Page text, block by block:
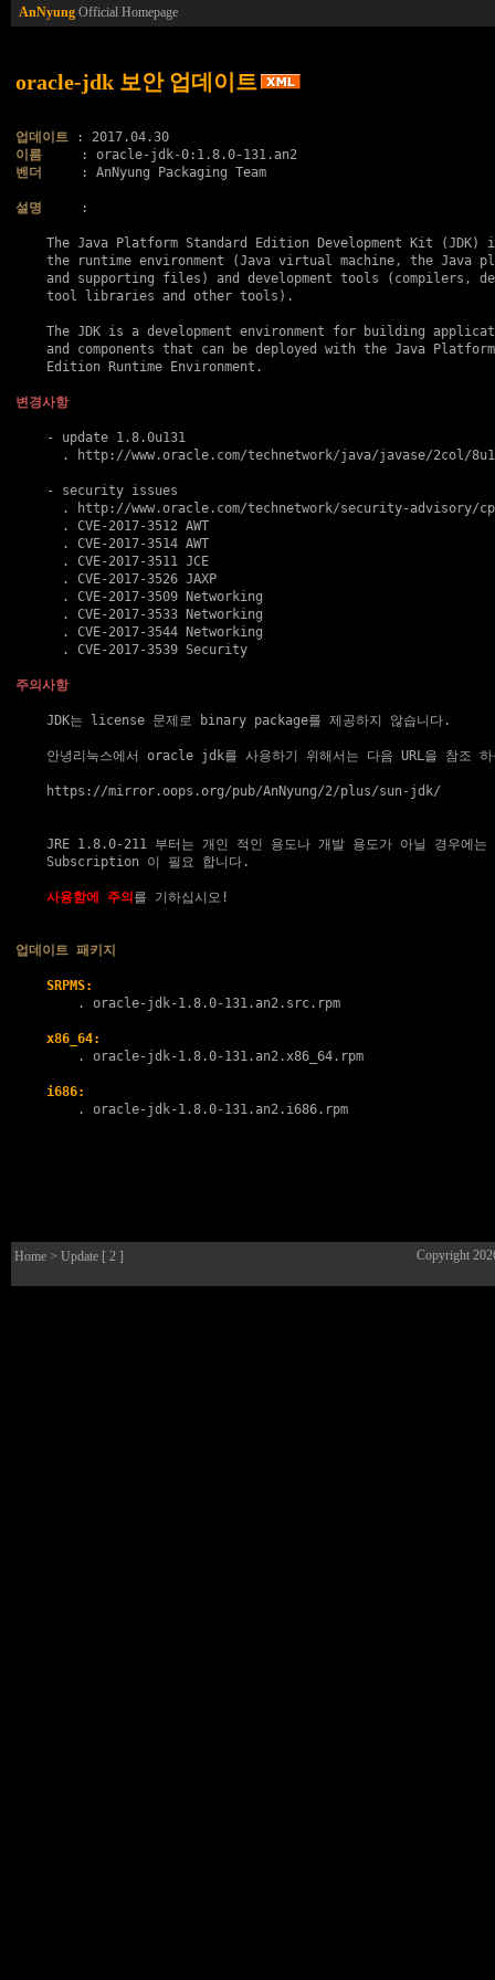
AnNyung Official Homepage
oracle-jdk 보안 업데이트
업데이트
이름
벤더
     : AnNyung Packaging Team
설명
     :
The Java Platform Standard Edition Development Kit (JDK)
the runtime environment (Java virtual machine, the Java
and supporting files) and development tools (compilers,
    tool libraries and other tools).
The JDK is a development environment for building
and components that can be deployed with the Java
    Edition Runtime Environment.
변경사항
    - update 1.8.0u131
. http://www.oracle.com/technetwork/java/javase/2col/
    - security issues
. http://www.oracle.com/technetwork/security-advisory/
      .
CVE-2017-3512 AWT
      .
CVE-2017-3514 AWT
      .
CVE-2017-3511 JCE
      .
CVE-2017-3526 JAXP
      .
CVE-2017-3509 Networking
      .
CVE-2017-3533 Networking
      .
CVE-2017-3544 Networking
      .
CVE-2017-3539 Security
주의사항
    JDK는 license 문제로 binary package를 제공하지 않습니다.
안녕리눅스에서 oracle jdk를 사용하기 위해서는 다음 URL을 참조 하
https://mirror.oops.org/pub/AnNyung/2/plus/sun-jdk/
JRE 1.8.0-211 부터는 개인 적인 용도나 개발 용도가 아닐 경우에
    Subscription 이 필요 합니다.
사용함에 주의 를 기하십시오!
업데이트 패키지
SRPMS:
        .
oracle-jdk-1.8.0-131.an2.src.rpm
x86_64:
        . oracle-jdk-1.8.0-131.an2.x86_64.rpm
i686:
        . oracle-jdk-1.8.0-131.an2.i686.rpm
Home > Update [ 2 ] Copyright